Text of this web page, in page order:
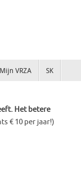
Mijn VRZA SK
Het betere
€ 10 per jaar!)